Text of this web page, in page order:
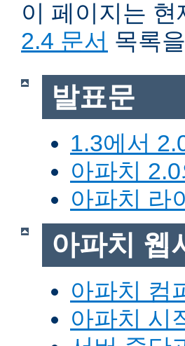
이 페이지는 현
2.4 문서 목록
발표문
1.3에서
아파치
아파치 라
아파치 웹
아파치 컴
아파치 시